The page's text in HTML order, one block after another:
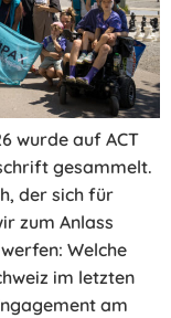
wurde auf ACT
gesammelt.
der sich für
zum Anlass
Welche
im letzten
am